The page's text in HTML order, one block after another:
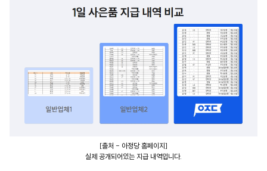
[출처 - 아정당 홈페이지]
실제 공개되어있는 지급 내역입니다.